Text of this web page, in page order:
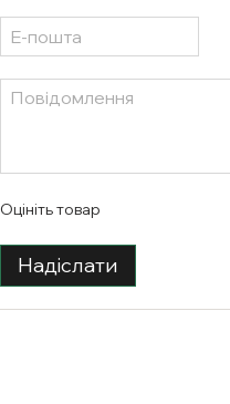
Оцініть товар
Надіслати